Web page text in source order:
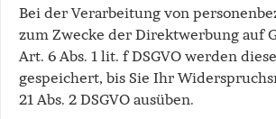
Bei der Verarbeitung von
zum Zwecke der Direktwerbung auf
Art. 6 Abs. 1 lit. f DSGVO werden
gespeichert, bis Sie Ihr
21 Abs. 2 DSGVO ausüben.